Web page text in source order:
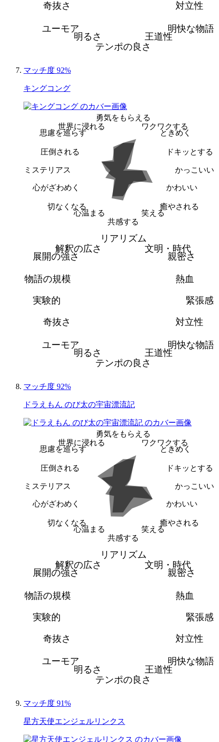
対立性
明快な物語
王道性
テンポの良さ
明るさ
ユーモア
奇抜さ
マッチ度 92%
キングコング
勇気をもらえる
ワクワクする
ときめく
ドキッとする
かっこいい
かわいい
癒やされる
笑える
共感する
心温まる
切なくなる
心がざわめく
ミステリアス
圧倒される
思慮を巡らす
世界に浸れる
リアリズム
文明・時代
親密さ
熱血
緊張感
対立性
明快な物語
王道性
テンポの良さ
明るさ
ユーモア
奇抜さ
実験的
物語の規模
展開の強さ
解釈の広さ
マッチ度 92%
ドラえもん のび太の宇宙漂流記
勇気をもらえる
ワクワクする
ときめく
ドキッとする
かっこいい
かわいい
癒やされる
笑える
共感する
心温まる
切なくなる
心がざわめく
ミステリアス
圧倒される
思慮を巡らす
世界に浸れる
リアリズム
文明・時代
親密さ
熱血
緊張感
対立性
明快な物語
王道性
テンポの良さ
明るさ
ユーモア
奇抜さ
実験的
物語の規模
展開の強さ
解釈の広さ
マッチ度 91%
星方天使エンジェルリンクス